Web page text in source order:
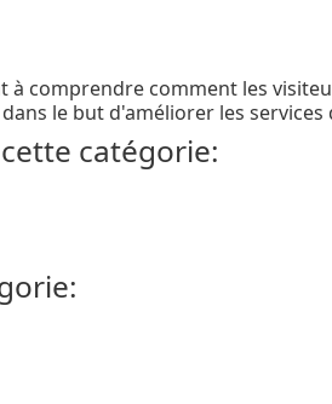
à comprendre comment les
le but d'améliorer les
catégorie: